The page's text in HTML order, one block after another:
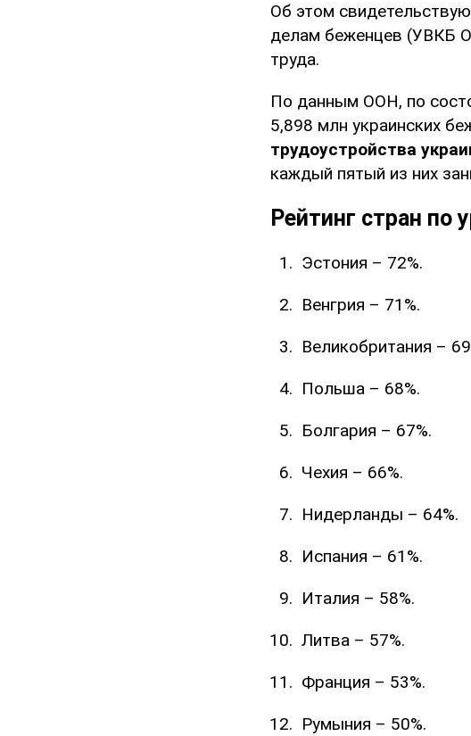
Об этом
делам беженцев (УВКБ
труда.
По данным ООН, по
5,898 млн украинских
трудоустройства
каждый пятый из них
Рейтинг стран по
Эстония – 72%.
Венгрия – 71%.
Великобритания –
Польша – 68%.
Болгария – 67%.
Чехия – 66%.
Нидерланды – 64%.
Испания – 61%.
Италия – 58%.
Литва – 57%.
Франция – 53%.
Румыния – 50%.